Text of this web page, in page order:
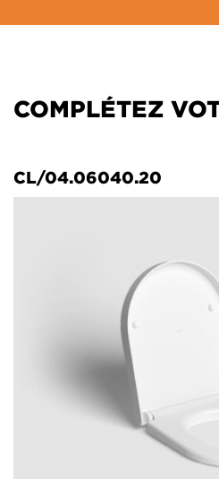
COMPLÉTEZ
CL/04.06040.20